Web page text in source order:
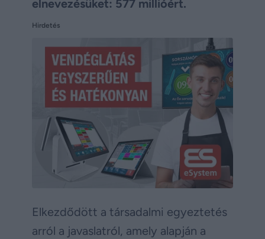
elnevezésüket: 577 millióért.
Hirdetés
Elkezdődött a társadalmi egyeztetés
arról a javaslatról, amely alapján a